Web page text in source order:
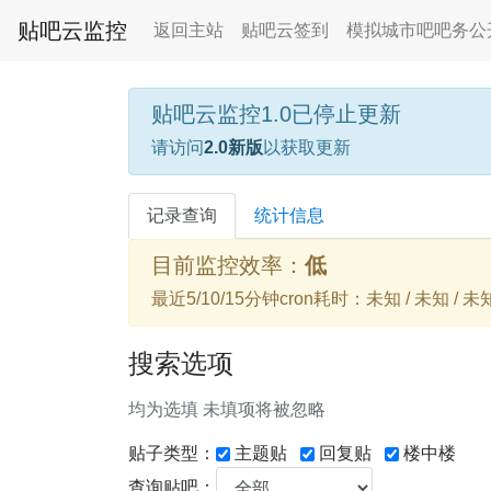
贴吧云监控 返回主站 贴吧云签到 模拟城市吧吧务公
贴吧云监控1.0已停止更新
请访问2.0新版 以获取更新
记录查询 统计信息
目前监控效率： 低
最近5/10/15分钟cron耗时：未知 / 未知 / 未
搜索选项
均为选填 未填项将被忽略
贴子类型： 主题贴 回复贴
楼中楼
查询贴吧：